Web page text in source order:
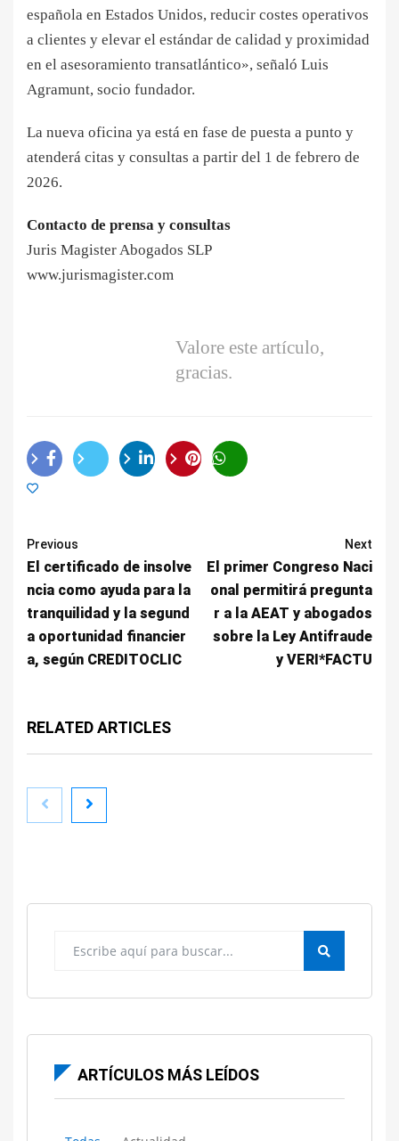
española en Estados Unidos, reducir costes operativos
a clientes y elevar el estándar de calidad y proximidad
en el asesoramiento transatlántico», señaló Luis
Agramunt, socio fundador.
La nueva oficina ya está en fase de puesta a punto y
atenderá citas y consultas a partir del 1 de febrero de
2026.
Contacto de prensa y consultas
Juris Magister Abogados SLP
www.jurismagister.com
Valore este artículo,
gracias.
Previous
El certificado de insolve
ncia como ayuda para la
tranquilidad y la segund
a oportunidad financier
a, según CREDITOCLIC
Next
El primer Congreso Naci
onal permitirá pregunta
r a la AEAT y abogados
sobre la Ley Antifraude
y VERI*FACTU
RELATED ARTICLES
consultas a abogados de extranjería en Sevilla
ARTÍCULOS MÁS LEÍDOS